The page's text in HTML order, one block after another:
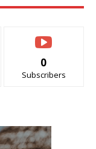
0
Subscribers